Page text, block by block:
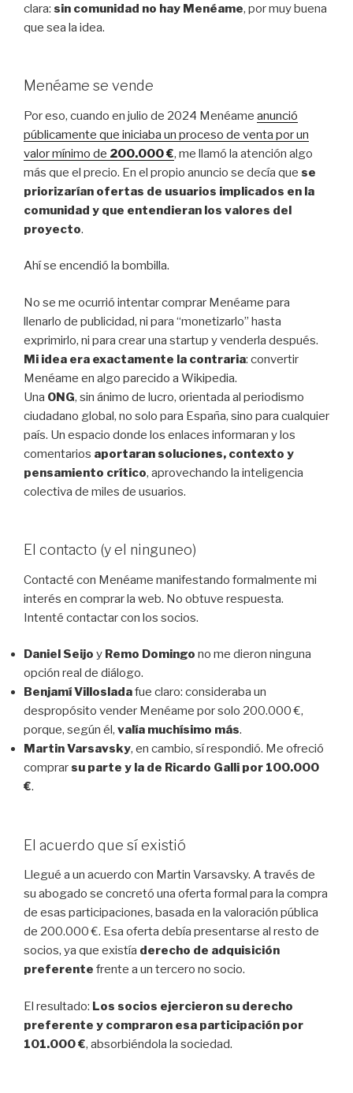
clara: sin comunidad no hay Menéame, por muy buena
que sea la idea.
Menéame se vende
Por eso, cuando en julio de 2024 Menéame anunció
públicamente que iniciaba un proceso de venta por un
valor mínimo de 200.000 €, me llamó la atención algo
más que el precio. En el propio anuncio se decía que se
priorizarían ofertas de usuarios implicados en la
comunidad y que entendieran los valores del
proyecto.
Ahí se encendió la bombilla.
No se me ocurrió intentar comprar Menéame para
llenarlo de publicidad, ni para “monetizarlo” hasta
exprimirlo, ni para crear una startup y venderla después.
Mi idea era exactamente la contraria: convertir
Menéame en algo parecido a Wikipedia.
Una ONG, sin ánimo de lucro, orientada al periodismo
ciudadano global, no solo para España, sino para cualquier
país. Un espacio donde los enlaces informaran y los
comentarios aportaran soluciones, contexto y
pensamiento crítico, aprovechando la inteligencia
colectiva de miles de usuarios.
El contacto (y el ninguneo)
Contacté con Menéame manifestando formalmente mi
interés en comprar la web. No obtuve respuesta.
Intenté contactar con los socios.
Daniel Seijo y Remo Domingo no me dieron ninguna
opción real de diálogo.
Benjamí Villosladafue claro: consideraba un
despropósito vender Menéame por solo 200.000 €,
porque, según él, valía muchísimo más.
Martin Varsavsky, en cambio, sí respondió. Me ofreció
comprarsu parte y la de Ricardo Galli por 100.000
€.
El acuerdo que sí existió
Llegué a un acuerdo con Martin Varsavsky. A través de
su abogado se concretó una oferta formal para la compra
de esas participaciones, basada en la valoración pública
de 200.000 €. Esa oferta debía presentarse al resto de
socios, ya que existía derecho de adquisición
preferente frente a un tercero no socio.
El resultado: Los socios ejercieron su derecho
preferente y compraron esa participación por
101.000 €, absorbiéndola la sociedad.